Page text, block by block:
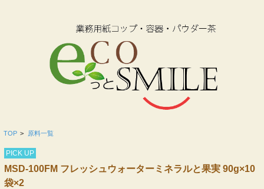
TOP > 原料一覧
PICK UP
MSD-100FM フレッシュウォーターミネラルと果実 90g×10
袋×2